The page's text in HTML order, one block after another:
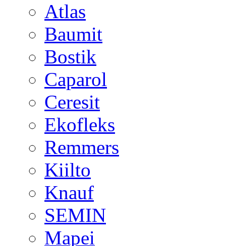
Atlas
Baumit
Bostik
Caparol
Ceresit
Ekofleks
Remmers
Kiilto
Knauf
SEMIN
Mapei